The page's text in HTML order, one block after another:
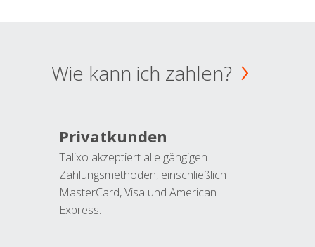
Wie kann ich zahlen?
Privatkunden
Talixo akzeptiert alle gängigen
Zahlungsmethoden, einschließlich
MasterCard, Visa und American
Express.